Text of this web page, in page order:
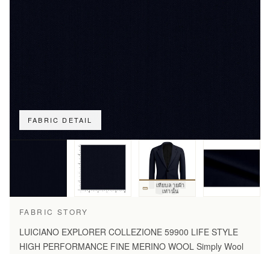
FABRIC DETAIL
เทียบลายผ้า
เท่านั้น
FABRIC STORY
LUICIANO EXPLORER COLLEZIONE 59900 LIFE STYLE
HIGH PERFORMANCE FINE MERINO WOOL Simply Wool